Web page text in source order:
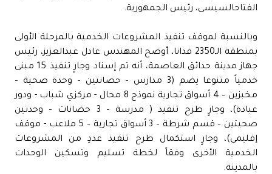
الفتاحالسيسى، رئيس الجمهورية.
وبالنسبة لموقف تنفيذ المشروعات الخدمية بالمرحلة الأولى
بمنطقة الـ2350 فدانا، أوضح المهندس عادل عبدالعزيز، رئيس
جهاز مدينة حدائق العاصمة، أنه تم إسناد وجارٍ تنفيذ 15 مبنى
خدمياً متنوعا يضم (3 مدارس – حضانتين – وحدة صحية –
مخبزين – 4 أسواق تجارية نموذج 8 محال - مركزي شباب - ودور
عبادة)، وجارٍ طرح تنفيذ ( مدرسة – 3 حضانات – وحدتين
صحيتين – قسم شرطة – 3 أسواق تجارية – 5 ملاعب - موقف
إقليمى)، وجارٍ استكمال طرح تنفيذ عددٍ من المشروعات
الخدمية الأخرى وفقاً لخطة تسليم وتسكين الوحدات
بالمدينة.